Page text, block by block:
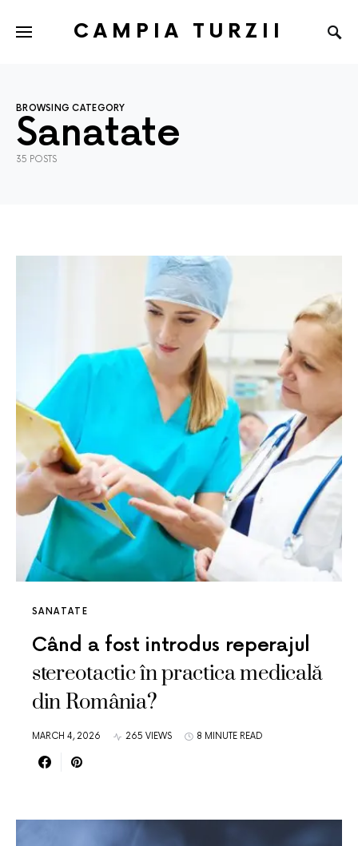
CAMPIA TURZII
BROWSING CATEGORY
Sanatate
35 POSTS
SANATATE
Când a fost introdus reperajul
stereotactic în practica medicală
din România?
MARCH 4, 2026 265 VIEWS 8 MINUTE READ